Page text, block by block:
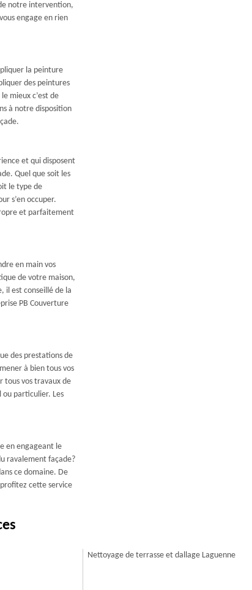
notre intervention,
engage en rien
la peinture
des peintures
mieux c’est de
à notre disposition
et qui disposent
Quel que soit les
le type de
s’en occuper.
et parfaitement
en main vos
de votre maison,
il est conseillé de la
PB Couverture
des prestations de
à bien tous vos
tous vos travaux de
ou particulier. Les
en engageant le
ravalement façade?
ce domaine. De
cette service
Nettoyage de terrasse et dallage Laguenne